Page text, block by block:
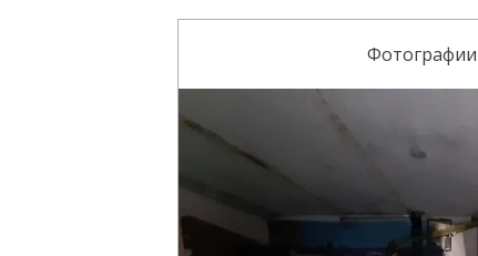
Фотографии